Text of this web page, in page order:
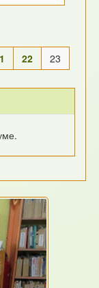
22 23